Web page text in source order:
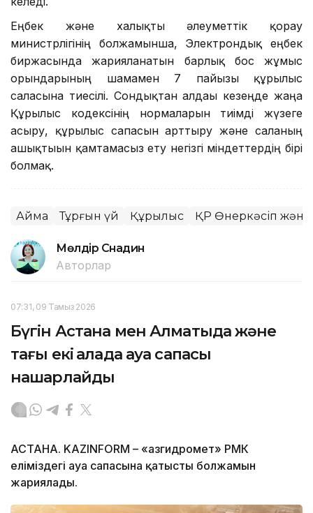
Еңбек және халықты әлеуметтік қорғау
министрлігінің болжамынша, Электрондық еңбек
биржасында жарияланатын барлық бос жұмыс
орындарының шамамен 7 пайызы құрылыс
саласына тиесілі. Сондықтан алдағы кезеңде жаңа
Құрылыс кодексінің нормаларын тиімді жүзеге
асыру, құрылыс сапасын арттыру және саланың
ашықтығын қамтамасыз ету негізгі міндеттердің бірі
болмақ.
Аймақ Тұрғын үй Құрылыс ҚР Өнеркәсіп және
Мөлдір Снадин
Авторлар
07:31, 09 Тамыз 2026
Бүгін Астана мен Алматыда және
тағы екі қалада ауа сапасы
нашарлайды
АСТАНА. KAZINFORM – «Қазгидромет» РМК
еліміздегі ауа сапасына қатысты болжамын
жариялады.